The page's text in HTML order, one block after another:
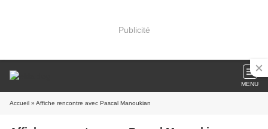
Publicité
MENU
Accueil » Affiche rencontre avec Pascal Manoukian